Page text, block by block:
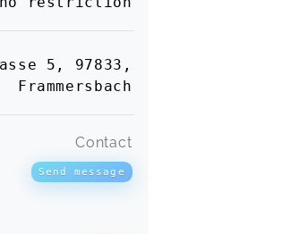
5, 97833,
Frammersbach
Contact
Send message